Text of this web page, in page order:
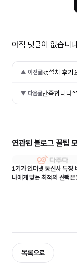
아직 댓글이 없습니
▲ 이전글kt설치 후기
▼ 다음글만족합니다
연관된 블로그 꿀팁
1기가 인터넷 통신사 특징
나에게 맞는 최적의 선택은
목록으로